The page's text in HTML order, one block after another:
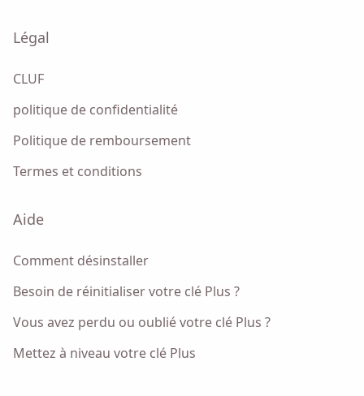
Légal
CLUF
politique de confidentialité
Politique de remboursement
Termes et conditions
Aide
Comment désinstaller
Besoin de réinitialiser votre clé Plus ?
Vous avez perdu ou oublié votre clé Plus ?
Mettez à niveau votre clé Plus